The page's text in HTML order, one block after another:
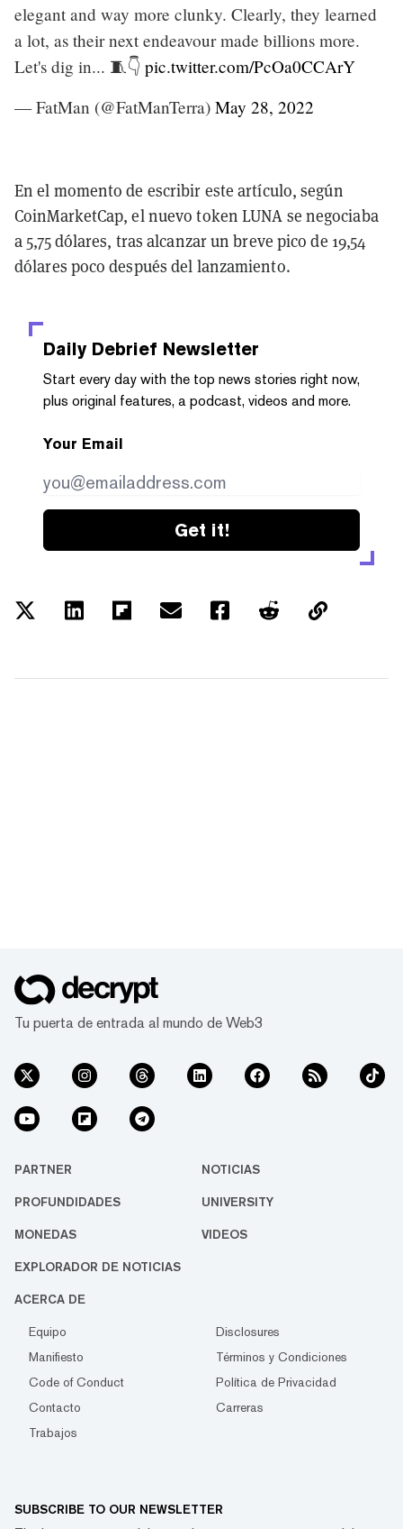
elegant and way more clunky. Clearly, they learned
a lot, as their next endeavour made billions more.
Let's dig in... 🧵👇 pic.twitter.com/PcOa0CCArY
— FatMan (@FatManTerra) May 28, 2022
En el momento de escribir este artículo, según
CoinMarketCap, el nuevo token LUNA se negociaba
a 5,75 dólares, tras alcanzar un breve pico de 19,54
dólares poco después del lanzamiento.
Daily Debrief Newsletter
Start every day with the top news stories right now,
plus original features, a podcast, videos and more.
Your Email
Get it!
Tu puerta de entrada al mundo de Web3
PARTNER NOTICIAS
PROFUNDIDADES UNIVERSITY
MONEDAS VIDEOS
EXPLORADOR DE NOTICIAS
ACERCA DE
Equipo
Disclosures
Manifiesto
Términos y Condiciones
Code of Conduct
Política de Privacidad
Contacto
Carreras
Trabajos
SUBSCRIBE TO OUR NEWSLETTER